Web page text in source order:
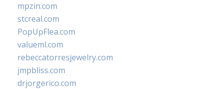
mpzin.com
stcreal.com
PopUpFlea.com
valueml.com
rebeccatorresjewelry.com
jmpbliss.com
drjorgerico.com